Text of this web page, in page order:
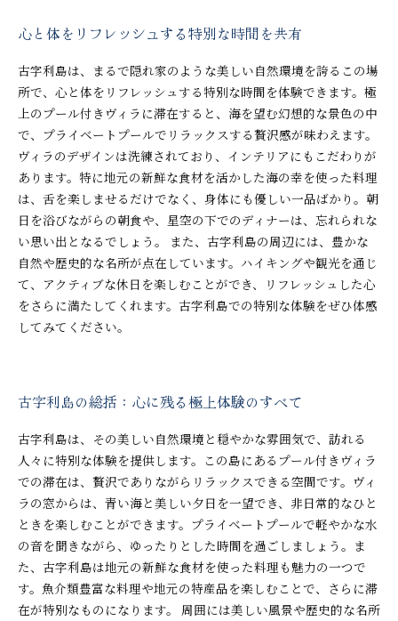
心と体をリフレッシュする特別な時間を共有
古字利島は、まるで隠れ家のような美しい自然環境を誇るこの場
所で、心と体をリフレッシュする特別な時間を体験できます。極
上のプール付きヴィラに滞在すると、海を望む幻想的な景色の中
で、プライベートプールでリラックスする贅沢感が味わえます。
ヴィラのデザインは洗練されており、インテリアにもこだわりが
あります。特に地元の新鮮な食材を活かした海の幸を使った料理
は、舌を楽しませるだけでなく、身体にも優しい一品ばかり。朝
日を浴びながらの朝食や、星空の下でのディナーは、忘れられな
い思い出となるでしょう。 また、古字利島の周辺には、豊かな
自然や歴史的な名所が点在しています。ハイキングや観光を通じ
て、アクティブな休日を楽しむことができ、リフレッシュした心
をさらに満たしてくれます。古字利島での特別な体験をぜひ体感
してみてください。
古字利島の総括：心に残る極上体験のすべて
古字利島は、その美しい自然環境と穏やかな雰囲気で、訪れる
人々に特別な体験を提供します。この島にあるプール付きヴィラ
での滞在は、贅沢でありながらリラックスできる空間です。ヴィ
ラの窓からは、青い海と美しい夕日を一望でき、非日常的なひと
ときを楽しむことができます。プライベートプールで軽やかな水
の音を聞きながら、ゆったりとした時間を過ごしましょう。ま
た、古字利島は地元の新鮮な食材を使った料理も魅力の一つで
す。魚介類豊富な料理や地元の特産品を楽しむことで、さらに滞
在が特別なものになります。 周囲には美しい風景や歴史的な名所